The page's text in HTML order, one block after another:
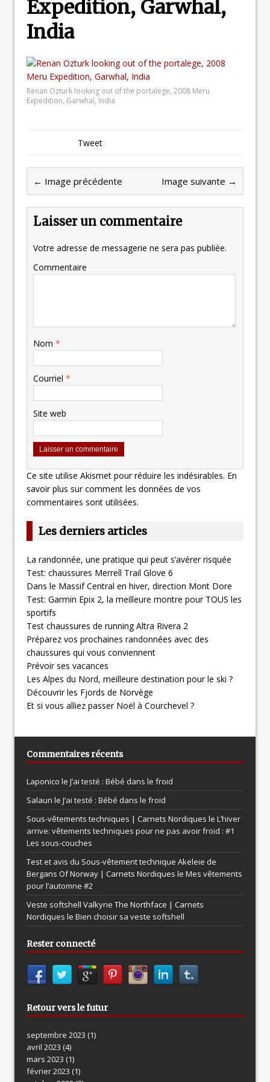
Expedition, Garwhal,
India
Renan Ozturk looking out of the portalege, 2008 Meru
Expedition, Garwhal, India
Tweet
← Image précédente Image suivante →
Laisser un commentaire
Votre adresse de messagerie ne sera pas publiée.
Commentaire
Nom *
Courriel *
Site web
Ce site utilise Akismet pour réduire les indésirables. En
savoir plus sur comment les données de vos
commentaires sont utilisées.
Les derniers articles
La randonnée, une pratique qui peut s’avérer risquée
Test: chaussures Merrell Trail Glove 6
Dans le Massif Central en hiver, direction Mont Dore
Test: Garmin Epix 2, la meilleure montre pour TOUS les
sportifs
Test chaussures de running Altra Rivera 2
Préparez vos prochaines randonnées avec des
chaussures qui vous conviennent
Prévoir ses vacances
Les Alpes du Nord, meilleure destination pour le ski ?
Découvrir les Fjords de Norvège
Et si vous alliez passer Noël à Courchevel ?
Commentaires récents
Laponico le J’ai testé : Bébé dans le froid
Salaun le J’ai testé : Bébé dans le froid
Sous-vêtements techniques | Carnets Nordiques le L’hiver
arrive: vêtements techniques pour ne pas avoir froid : #1
Les sous-couches
Test et avis du Sous-vêtement technique Akeleie de
Bergans Of Norway | Carnets Nordiques le Mes vêtements
pour l’automne #2
Veste softshell Valkyrie The Northface | Carnets
Nordiques le Bien choisir sa veste softshell
Rester connecté
Retour vers le futur
septembre 2023 (1)
avril 2023 (4)
mars 2023 (1)
février 2023 (1)